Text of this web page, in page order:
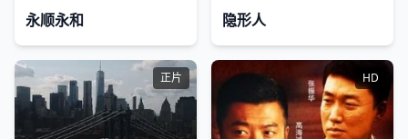
永顺永和 隐形人
正片 HD